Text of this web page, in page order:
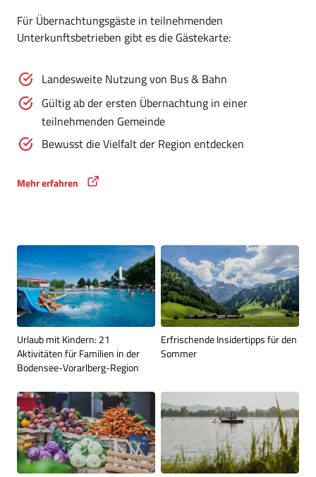
Für Übernachtungsgäste in teilnehmenden
Unterkunftsbetrieben gibt es die Gästekarte:
Landesweite Nutzung von Bus & Bahn
Gültig ab der ersten Übernachtung in einer
teilnehmenden Gemeinde
Bewusst die Vielfalt der Region entdecken
Mehr erfahren
Urlaub mit Kindern: 21
Aktivitäten für Familien in der
Bodensee-Vorarlberg-Region
Erfrischende Insidertipps für den
Sommer